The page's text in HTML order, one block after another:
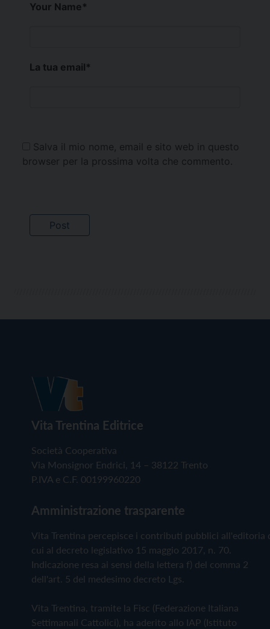
Your Name*
La tua email*
Salva il mio nome, email e sito web in questo
browser per la prossima volta che commento.
Vita Trentina Editrice
Società Cooperativa
Via Monsignor Endrici, 14 – 38122 Trento
P.IVA e C.F. 00199960220
Amministrazione trasparente
Vita Trentina percepisce i contributi pubblici all'editoria
cui al decreto legislativo 15 maggio 2017, n. 70.
Indicazione resa ai sensi della lettera f) del comma 2
dell'art. 5 del medesimo decreto Lgs.
Vita Trentina, tramite la Fisc (Federazione Italiana
Settimanali Cattolici), ha aderito allo IAP (Istituto